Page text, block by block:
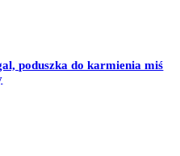
poduszka do karmienia miś